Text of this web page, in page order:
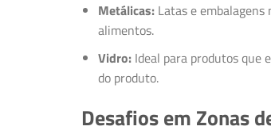
Metálicas:Latas e embalagens
alimentos.
Vidro:Ideal para produtos que
do produto.
Desafios em Zonas